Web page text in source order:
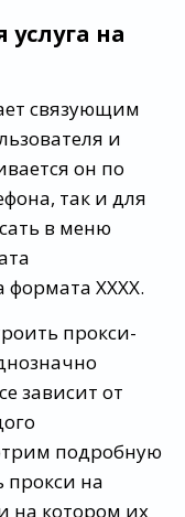
на
связующим
и
он по
так и для
в меню
формата ХХХХ.
прокси-
зависит от
подробную
прокси на
на котором их